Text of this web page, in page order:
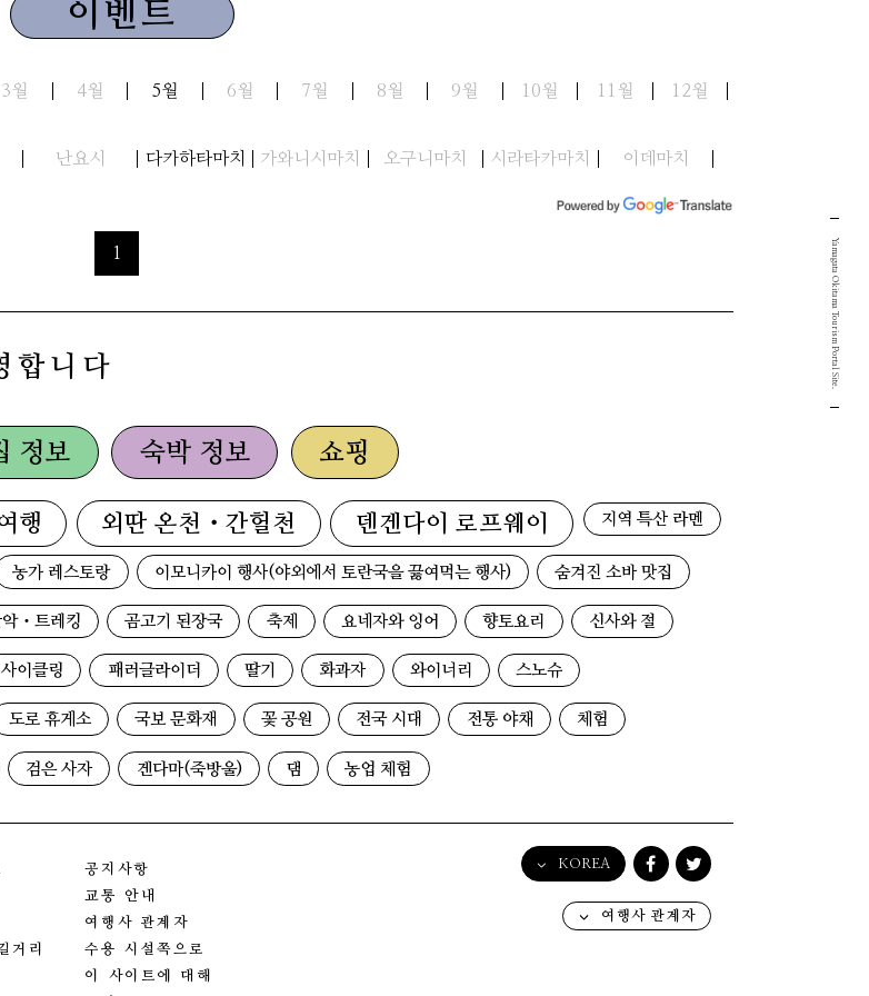
이벤트
3월 4월 5월 6월 7월 8월 9월 10월 11월 12월
난요시 다카하타마치 가와니시마치 오구니마치 시라타카마치 이데마치
1
합니다
정보 숙박 정보 쇼핑
행 외딴 온천・간헐천 덴겐다이 로프웨이 지역 특산 라멘
농가 레스토랑 이모니카이 행사(야외에서 토란국을 끓여먹는 행사) 숨겨진 소바 맛집
・트레킹 곰고기 된장국 축제 요네자와 잉어 향토요리 신사와 절
사이클링 패러글라이더 딸기 화과자 와이너리 스노슈
도로 휴게소 국보 문화재 꽃 공원 전국 시대 전통 야채 체험
검은 사자 겐다마(죽방울) 댐 농업 체험
거리
공지사항
교통 안내
여행사 관계자
수용 시설쪽으로
이 사이트에 대해
KOREA
English
日本語
여행사 관계자
Yamagata Okitama Tourism Portal Site.